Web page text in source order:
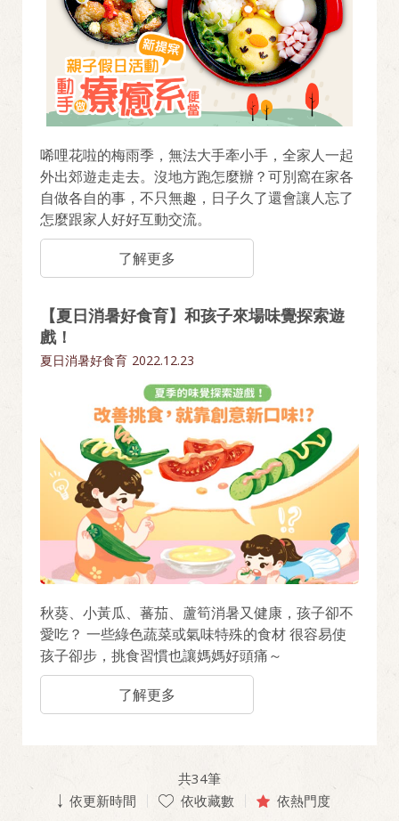
唏哩花啦的梅雨季，無法大手牽小手，全家人一起
外出郊遊走走去。沒地方跑怎麼辦？可別窩在家各
自做各自的事，不只無趣，日子久了還會讓人忘了
怎麼跟家人好好互動交流。
了解更多
【夏日消暑好食育】和孩子來場味覺探索遊
戲！
夏日消暑好食育 2022.12.23
秋葵、小黃瓜、蕃茄、蘆筍消暑又健康，孩子卻不
愛吃？ 一些綠色蔬菜或氣味特殊的食材 很容易使
孩子卻步，挑食習慣也讓媽媽好頭痛～
了解更多
共34筆
依更新時間
依收藏數 依熱門度